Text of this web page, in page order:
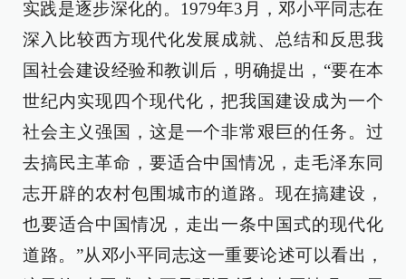
实践是逐步深化的。1979年3月，邓小平同志在
深入比较西方现代化发展成就、总结和反思我
国社会建设经验和教训后，明确提出，“要在本
世纪内实现四个现代化，把我国建设成为一个
社会主义强国，这是一个非常艰巨的任务。过
去搞民主革命，要适合中国情况，走毛泽东同
志开辟的农村包围城市的道路。现在搞建设，
也要适合中国情况，走出一条中国式的现代化
道路。”从邓小平同志这一重要论述可以看出，